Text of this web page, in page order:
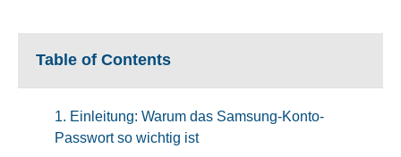
Table of Contents
1. Einleitung: Warum das Samsung-Konto-
Passwort so wichtig ist